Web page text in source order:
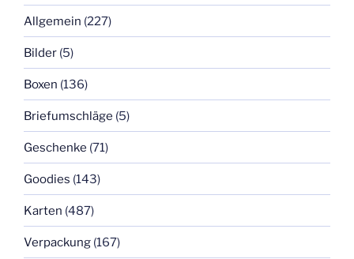
Allgemein (227)
Bilder (5)
Boxen (136)
Briefumschläge (5)
Geschenke (71)
Goodies (143)
Karten (487)
Verpackung (167)